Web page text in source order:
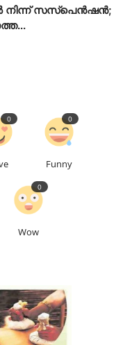
നിന്ന് സസ്‌പെന്‍ഷന്‍;
0
Funny
0
Wow
0